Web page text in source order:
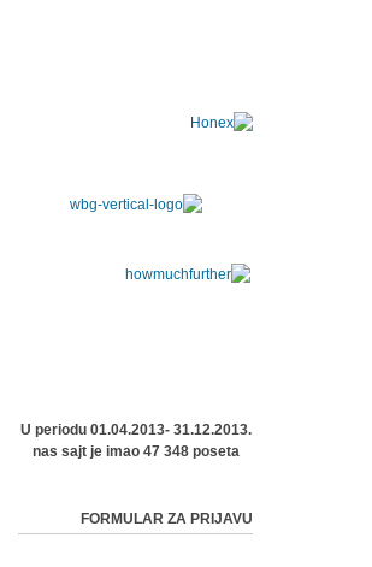
U periodu 01.04.2013- 31.12.2013.
nas sajt je imao 47 348 poseta
FORMULAR ZA PRIJAVU